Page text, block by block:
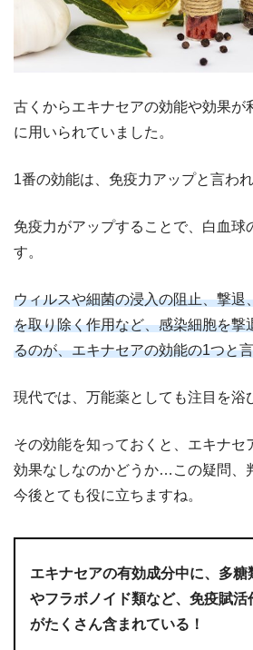
古くからエキナセアの効能や効果が
に用いられていました。
1番の効能は、免疫力アップと言わ
免疫力がアップすることで、白血球
す。
ウィルスや細菌の浸入の阻止、撃退
を取り除く作用など、感染細胞を撃
るのが、エキナセアの効能の1つと
現代では、万能薬としても注目を浴
その効能を知っておくと、エキナセ
効果なしなのかどうか…この疑問、
今後とても役に立ちますね。
エキナセアの有効成分中に、多糖
やフラボノイド類など、免疫賦活
がたくさん含まれている！